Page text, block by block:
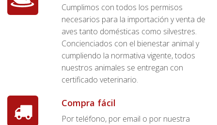
Cumplimos con todos los permisos
necesarios para la importación y venta de
aves tanto domésticas como silvestres.
Concienciados con el bienestar animal y
cumpliendo la normativa vigente, todos
nuestros animales se entregan con
certificado veterinario.
Compra fácil
Por teléfono, por email o por nuestra